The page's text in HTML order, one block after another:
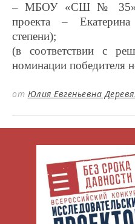
– МБОУ «СШ № 35» г.
проекта –
степени);
(в соответствии с
номинации победителя
от Юлия Евгеньевна